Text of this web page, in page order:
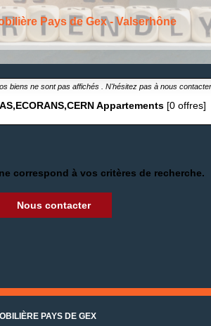
Pays de Gex - Valserhône
biens ne sont pas affichés . N'hésitez pas à nous
Appartements [0 offres]
correspond à vos critères de recherche.
Nous contacter
PAYS DE GEX